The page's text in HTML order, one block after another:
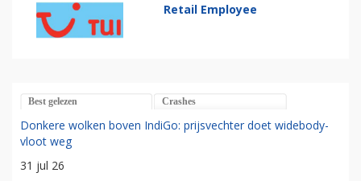
Retail Employee
Best gelezen Crashes
Donkere wolken boven IndiGo: prijsvechter doet widebody-
vloot weg
31 jul 26